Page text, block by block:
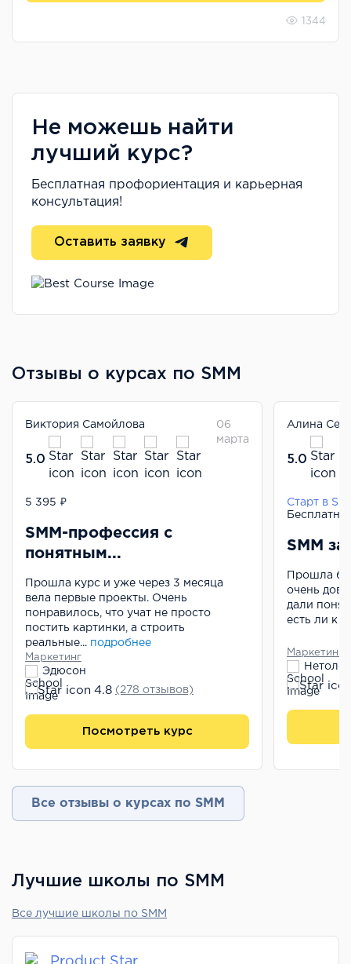
1344
Не можешь найти
лучший курс?
Бесплатная профориентация и карьерная
консультация!
Оставить заявку
Отзывы о курсах по SMM
Виктория Самойлова
5.0
06
марта
SMM-специалист
5 395 ₽
SMM-профессия с
понятным...
Прошла курс и уже через 3 месяца
вела первые проекты. Очень
понравилось, что учат не просто
постить картинки, а строить
реальные... подробнее
Маркетинг
Эдюсон
4.8 (278 отзывов)
Посмотреть курс
Алина
5.0
Старт в
Бесплатно
SMM
Прошла
очень
дали
есть ли к
Маркетинг
Все отзывы о курсах по SMM
Лучшие школы по SMM
Все лучшие школы по SMM
Product Star